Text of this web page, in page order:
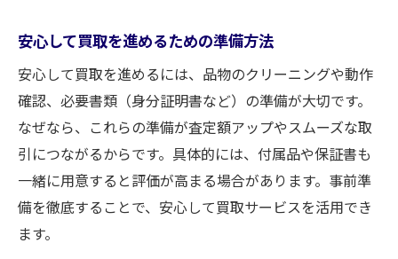
安心して買取を進めるための準備方法
安心して買取を進めるには、品物のクリーニングや動作
確認、必要書類（身分証明書など）の準備が大切です。
なぜなら、これらの準備が査定額アップやスムーズな取
引につながるからです。具体的には、付属品や保証書も
一緒に用意すると評価が高まる場合があります。事前準
備を徹底することで、安心して買取サービスを活用でき
ます。